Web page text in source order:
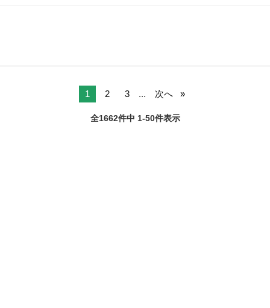
1 2 3 ... 次へ
全1662件中 1-50件表示